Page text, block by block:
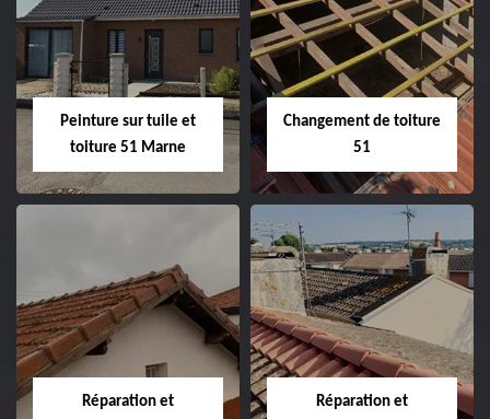
Peintre et peinture
de façade 51
Hydrofuge toiture
51
Peinture sur tuile et
toiture 51 Marne
Peinture sur tuile
et toiture 51
Marne
Changement de toiture
51
Changement de
toiture 51
Réparation et
Réparation et